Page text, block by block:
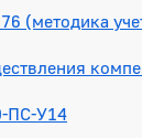
(методика
ПС-У14